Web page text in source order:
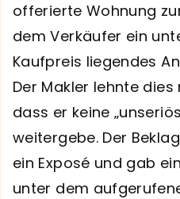
offerierte Wohnung
dem Verkäufer ein
Kaufpreis liegendes
Der Makler lehnte
dass er keine
weitergebe. Der
ein Exposé und gab
unter dem